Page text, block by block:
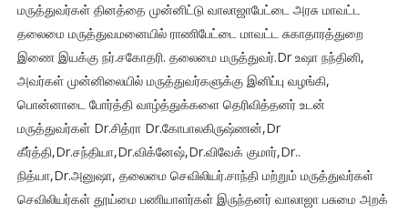
மருத்துவர்கள் தினத்தை முன்னிட்டு வாலாஜாபேட்டை அரசு மாவட்ட
தலைமை மருத்துவமனையில் ராணிபேட்டை மாவட்ட சுகாதாரத்துறை
இணை இயக்கு நர்.சகோதரி. தலைமை மருத்துவர்.Dr உஷா நந்தினி,
அவர்கள் முன்னிலையில் மருத்துவர்களுக்கு இனிப்பு வழங்கி,
பொன்னாடை போர்த்தி வாழ்த்துக்களை தெரிவித்தனர் உடன்
மருத்துவர்கள் Dr.சித்ரா Dr.கோபாலகிருஷ்ணன்,Dr
கீர்த்தி,Dr.சந்தியா,Dr.விக்னேஷ்,Dr.விவேக் குமார்,Dr..
நித்யா,Dr.அனுஷா, தலைமை செவிலியர்.சாந்தி மற்றும் மருத்துவர்கள்
செவிலியர்கள் தூய்மை பணியாளர்கள் இருந்தனர் வாலாஜா பசுமை அறக்